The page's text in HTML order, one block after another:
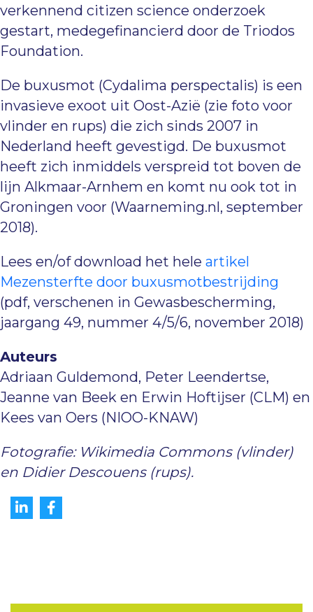
verkennend citizen science onderzoek
gestart, medegefinancierd door de Triodos
Foundation.
De buxusmot (Cydalima perspectalis) is een
inva­sieve exoot uit Oost-Azië (zie foto voor
vlinder en rups) die zich sinds 2007 in
Nederland heeft gevestigd. De buxusmot
heeft zich inmiddels ver­spreid tot boven de
lijn Alkmaar-Arnhem en komt nu ook tot in
Groningen voor (Waarneming.nl, september
2018).
Lees en/of download het hele artikel
Mezensterfte door buxusmotbestrijding
(pdf, verschenen in Gewasbescherming,
jaargang 49, nummer 4/5/6, november 2018)
Auteurs
Adriaan Guldemond, Peter Leendertse,
Jeanne van Beek en Erwin Hoftijser (CLM) en
Kees van Oers (NIOO-KNAW)
Fotografie: Wikimedia Commons (vlinder)
en Didier Descouens (rups).